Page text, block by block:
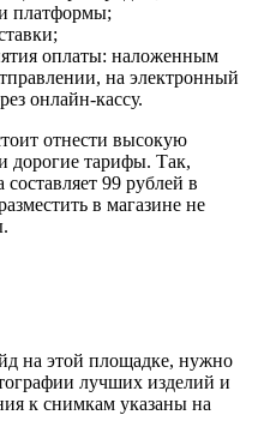
платформы;
оплаты: наложенным
на электронный
онлайн-кассу.
отнести высокую
дорогие тарифы. Так,
99 рублей в
в магазине не
на этой площадке, нужно
лучших изделий и
к снимкам указаны на